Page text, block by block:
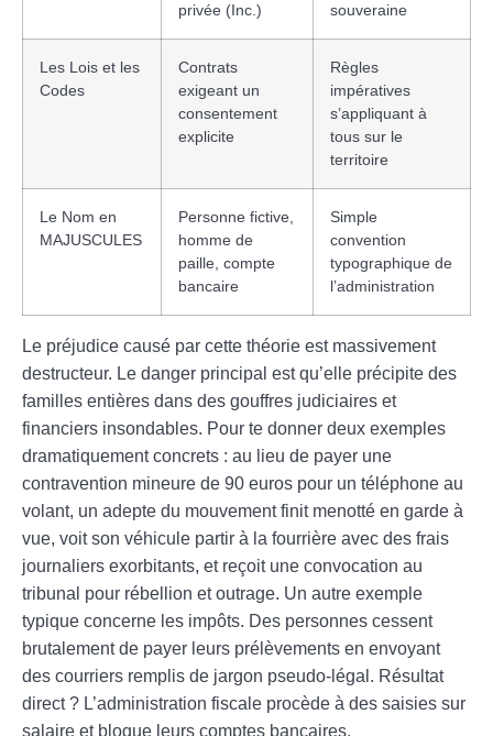
privée (Inc.)
souveraine
Les Lois et les
Codes
Contrats
exigeant un
consentement
explicite
Règles
impératives
s’appliquant à
tous sur le
territoire
Le Nom en
MAJUSCULES
Personne fictive,
homme de
paille, compte
bancaire
Simple
convention
typographique de
l’administration
Le préjudice causé par cette théorie est massivement
destructeur. Le danger principal est qu’elle précipite des
familles entières dans des gouffres judiciaires et
financiers insondables. Pour te donner deux exemples
dramatiquement concrets : au lieu de payer une
contravention mineure de 90 euros pour un téléphone au
volant, un adepte du mouvement finit menotté en garde à
vue, voit son véhicule partir à la fourrière avec des frais
journaliers exorbitants, et reçoit une convocation au
tribunal pour rébellion et outrage. Un autre exemple
typique concerne les impôts. Des personnes cessent
brutalement de payer leurs prélèvements en envoyant
des courriers remplis de jargon pseudo-légal. Résultat
direct ? L’administration fiscale procède à des saisies sur
salaire et bloque leurs comptes bancaires.